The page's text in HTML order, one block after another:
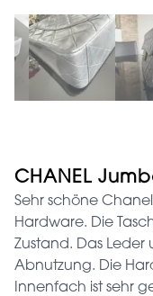
CHANEL
Sehr schöne
Hardware. Die
Zustand. Das
Abnutzung. Die
Innenfach ist sehr